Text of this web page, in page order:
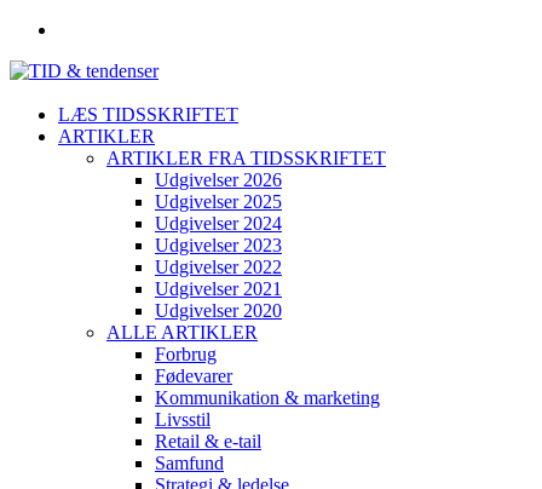
LÆS TIDSSKRIFTET
ARTIKLER
ARTIKLER FRA TIDSSKRIFTET
Udgivelser 2026
Udgivelser 2025
Udgivelser 2024
Udgivelser 2023
Udgivelser 2022
Udgivelser 2021
Udgivelser 2020
ALLE ARTIKLER
Forbrug
Fødevarer
Kommunikation & marketing
Livsstil
Retail & e-tail
Samfund
Strategi & ledelse